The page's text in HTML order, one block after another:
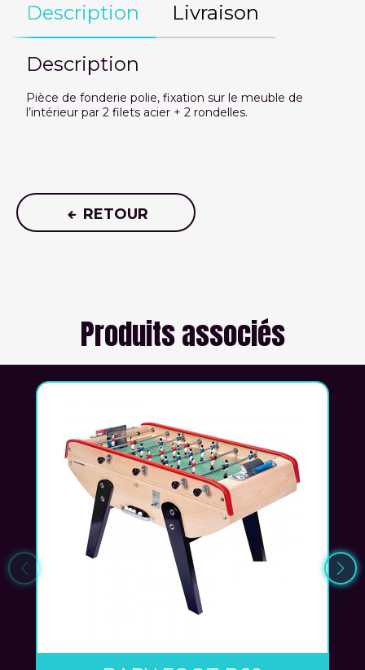
Description Livraison
Description
Pièce de fonderie polie, fixation sur le meuble de
l’intérieur par 2 filets acier + 2 rondelles.
RETOUR
Produits associés